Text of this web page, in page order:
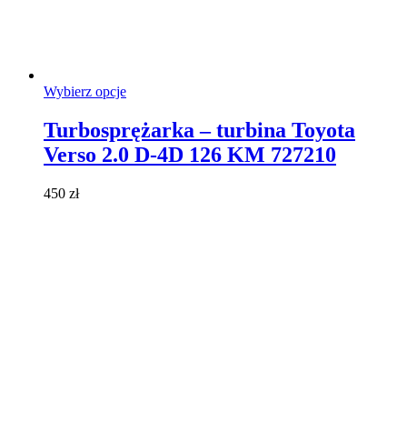
Wybierz opcjeTen
wiele
wariantów.
Turbosprężarka – turbina Toyota
Verso 2.0 D-4D 126 KM 727210
450 zł